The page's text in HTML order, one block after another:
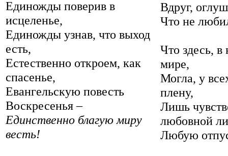
Вдруг,
Что не
Что здесь,
мире,
Могла, у
плену,
Лишь
любовной
Любую
Единожды поверив в
исцеленье,
Единожды узнав, что выход
есть,
Естественно откроем, как
спасенье,
Евангельскую повесть
Воскресенья –
Единственно благую миру
весть!